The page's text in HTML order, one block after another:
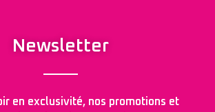
Newsletter
en exclusivité, nos promotions et